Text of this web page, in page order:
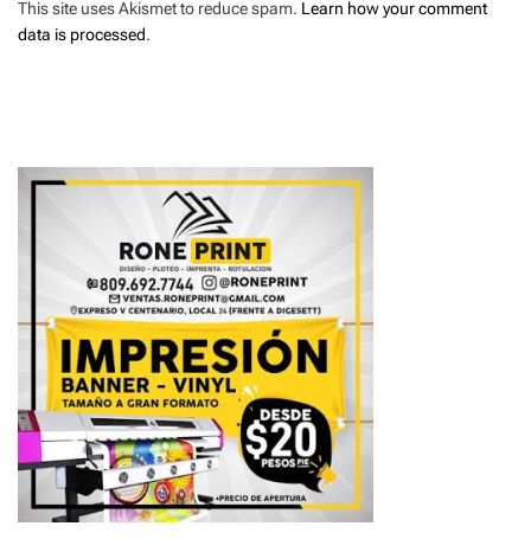
This site uses Akismet to reduce spam. Learn how your comment
data is processed.